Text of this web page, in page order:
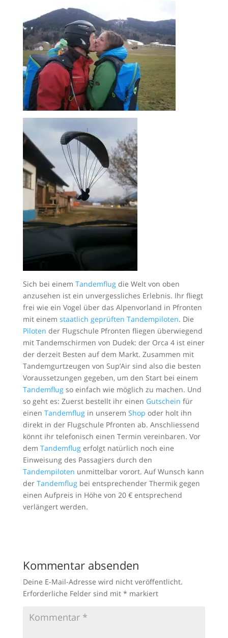
Sich bei einem Tandemflugdie Welt von oben
anzusehen ist ein unvergessliches Erlebnis. Ihr fliegt
frei wie ein Vogel über das Alpenvorland in Pfronten
mit einem staatlich geprüften Tandempiloten. Die
Piloten der Flugschule Pfronten fliegen überwiegend
mit Tandemschirmen von Dudek: der Orca 4 ist einer
der derzeit Besten auf dem Markt. Zusammen mit
Tandemgurtzeugen von Sup’Air sind also die besten
Voraussetzungen gegeben, um den Start bei einem
Tandemflugso einfach wie möglich zu machen. Und
so geht es: Zuerst bestellt ihr einen Gutschein für
einen Tandemflugin unserem Shop oder holt ihn
direkt in der Flugschule Pfronten ab. Anschliessend
könnt ihr telefonisch einen Termin vereinbaren. Vor
dem Tandemflugerfolgt natürlich noch eine
Einweisung des Passagiers durch den
Tandempiloten unmittelbar vorort. Auf Wunsch kann
der Tandemflugbei entsprechender Thermik gegen
einen Aufpreis in Höhe von 20 € entsprechend
verlängert werden.
Kommentar absenden
Deine E-Mail-Adresse wird nicht veröffentlicht.
Erforderliche Felder sind mit * markiert